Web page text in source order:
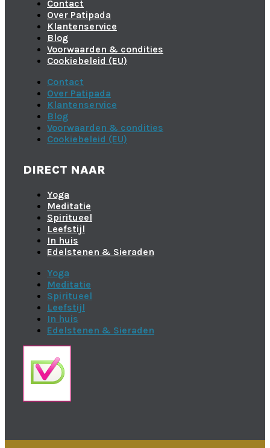
Contact
Over Patipada
Klantenservice
Blog
Voorwaarden & condities
Cookiebeleid (EU)
Contact
Over Patipada
Klantenservice
Blog
Voorwaarden & condities
Cookiebeleid (EU)
DIRECT NAAR
Yoga
Meditatie
Spiritueel
Leefstijl
In huis
Edelstenen & Sieraden
Yoga
Meditatie
Spiritueel
Leefstijl
In huis
Edelstenen & Sieraden